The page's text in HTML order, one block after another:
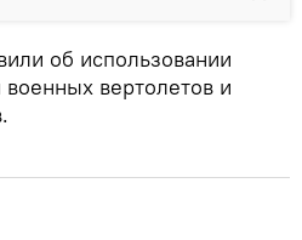
об использовании
вертолетов и